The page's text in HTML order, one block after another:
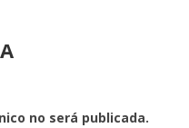
no será publicada.